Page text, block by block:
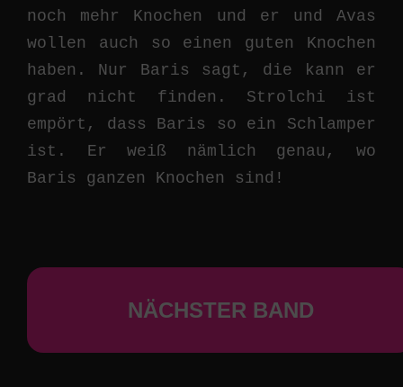
noch mehr Knochen und er und Avas
wollen auch so einen guten Knochen
haben. Nur Baris sagt, die kann er
grad nicht finden. Strolchi ist
empört, dass Baris so ein Schlamper
ist. Er weiß nämlich genau, wo
Baris ganzen Knochen sind!
NÄCHSTER BAND